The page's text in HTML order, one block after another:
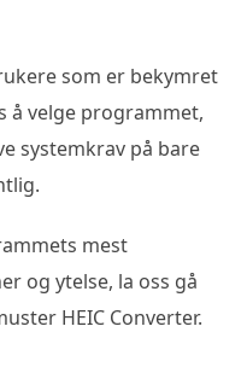
som er bekymret
å velge programmet,
systemkrav på bare
mest
og ytelse, la oss gå
HEIC Converter.